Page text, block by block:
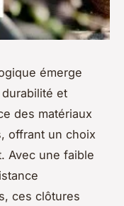
émerge
et
des matériaux
offrant un choix
Avec une faible
ces clôtures